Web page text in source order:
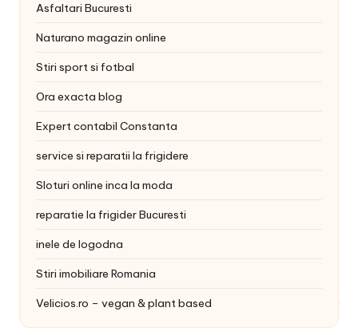
Asfaltari Bucuresti
Naturano magazin online
Stiri sport si fotbal
Ora exacta blog
Expert contabil Constanta
service si reparatii la frigidere
Sloturi online inca la moda
reparatie la frigider Bucuresti
inele de logodna
Stiri imobiliare Romania
Velicios.ro – vegan & plant based